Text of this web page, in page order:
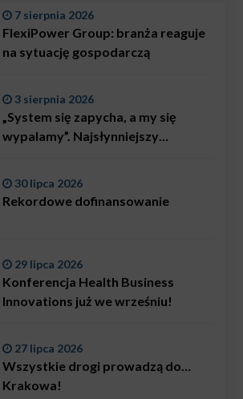
7 sierpnia 2026
FlexiPower Group: branża reaguje
na sytuację gospodarczą
3 sierpnia 2026
„System się zapycha, a my się
wypalamy”. Najsłynniejszy
problemem są nie tylko choroby
30 lipca 2026
Rekordowe dofinansowanie
29 lipca 2026
Konferencja Health Business
Innovations już we wrześniu!
27 lipca 2026
Wszystkie drogi prowadzą do…
Krakowa!